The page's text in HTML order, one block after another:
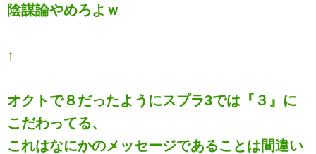
陰謀論やめろよｗ
↑
オクトで８だったようにスプラ3では『３』に
こだわってる、
これはなにかのメッセージであることは間違い